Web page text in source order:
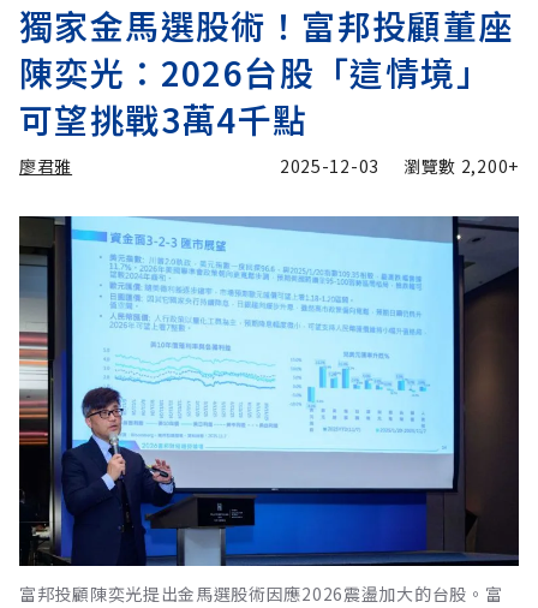
獨家金馬選股術！富邦投顧董座
陳奕光：2026台股「這情境」
可望挑戰3萬4千點
廖君雅 2025-12-03 瀏覽數 2,200+
富邦投顧陳奕光提出金馬選股術因應2026震盪加大的台股。富